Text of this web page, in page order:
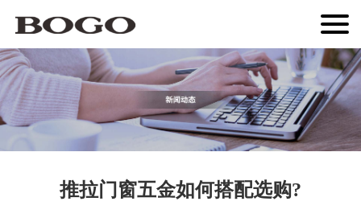
推拉门窗五金如何搭配选购?